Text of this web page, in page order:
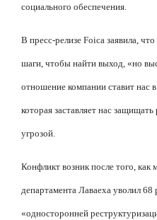
социального обеспечения.
В пресс-релизе Foica заявила,
шаги, чтобы найти выход, «но
отношение компании ставит нас
которая заставляет нас
угрозой.
Конфликт возник после того, как
департамента Лаваеха уволил 68
«односторонней